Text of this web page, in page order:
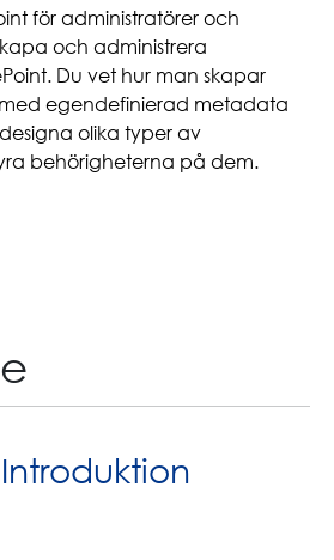
för administratörer och
och administrera
Du vet hur man skapar
egendefinierad metadata
olika typer av
behörigheterna på dem.